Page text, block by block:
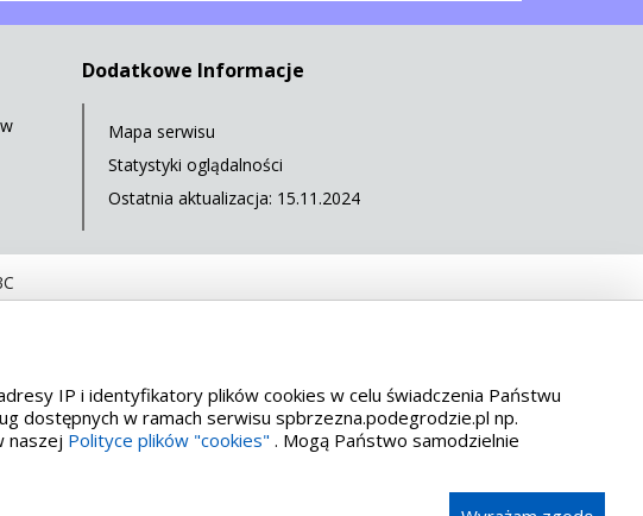
Dodatkowe Informacje
Mapa serwisu
Statystyki oglądalności
Ostatnia aktualizacja: 15.11.2024
IP i identyfikatory plików cookies w celu świadczenia Państwu
dostępnych w ramach serwisu spbrzezna.podegrodzie.pl np.
naszej Polityce plików "cookies" . Mogą Państwo samodzielnie